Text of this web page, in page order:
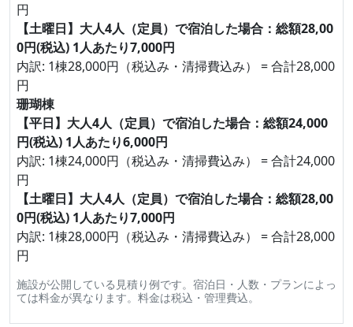
円
【土曜日】大人4人（定員）で宿泊した場合：総額28,00
0円(税込) 1人あたり7,000円
内訳: 1棟28,000円（税込み・清掃費込み） = 合計28,000
円
珊瑚棟
【平日】大人4人（定員）で宿泊した場合：総額24,000
円(税込) 1人あたり6,000円
内訳: 1棟24,000円（税込み・清掃費込み） = 合計24,000
円
【土曜日】大人4人（定員）で宿泊した場合：総額28,00
0円(税込) 1人あたり7,000円
内訳: 1棟28,000円（税込み・清掃費込み） = 合計28,000
円
施設が公開している見積り例です。宿泊日・人数・プランによっ
ては料金が異なります。料金は税込・管理費込。